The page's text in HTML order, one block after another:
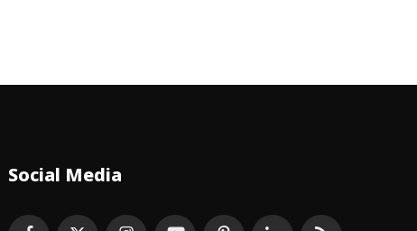
Social Media